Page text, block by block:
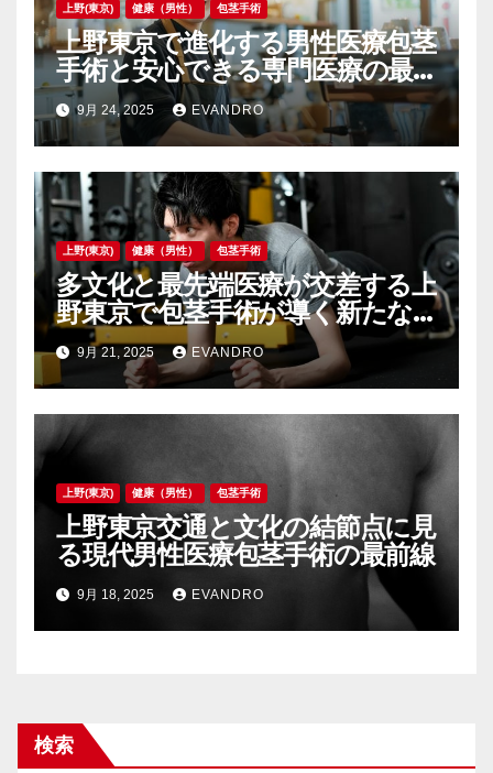
上野(東京) 健康（男性） 包茎手術
上野東京で進化する男性医療包茎
手術と安心できる専門医療の最
前線
9月 24, 2025 EVANDRO
上野(東京) 健康（男性） 包茎手術
多文化と最先端医療が交差する上
野東京で包茎手術が導く新たな
自信と安心
9月 21, 2025 EVANDRO
上野(東京) 健康（男性） 包茎手術
上野東京交通と文化の結節点に見
る現代男性医療包茎手術の最前線
9月 18, 2025 EVANDRO
検索